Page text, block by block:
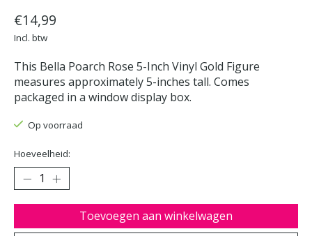
€14,99
Incl. btw
This Bella Poarch Rose 5-Inch Vinyl Gold Figure
measures approximately 5-inches tall. Comes
packaged in a window display box.
Op voorraad
Hoeveelheid:
Toevoegen aan winkelwagen